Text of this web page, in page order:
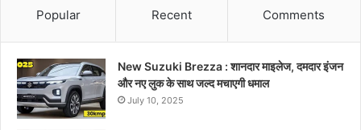
Popular Recent Comments
New Suzuki Brezza : शानदार माइलेज, दमदार इंजन
और नए लुक के साथ जल्द मचाएगी धमाल
July 10, 2025